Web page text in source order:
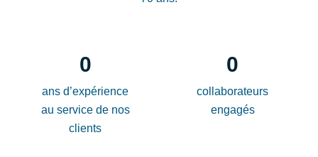
0
ans d’expérience
au service de nos
clients
0
collaborateurs
engagés